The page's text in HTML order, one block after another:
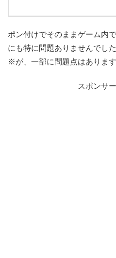
ポン付けでそのままゲーム内
にも特に問題ありませんでし
※が、一部に問題点はありま
スポンサ